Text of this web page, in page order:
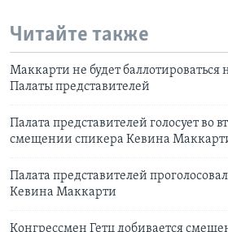
Читайте также
Маккарти не будет баллотироваться
Палаты представителей
Палата представителей голосует во
смещении спикера Кевина
Палата представителей
Кевина Маккарти
Конгрессмен Гетц добивается